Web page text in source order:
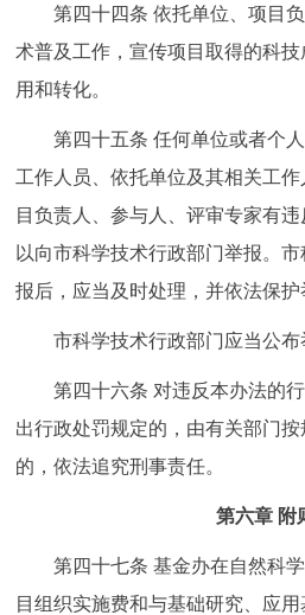
第四十四条 依托单位、项目
术普及工作，宣传项目取得的科
用和转化。
第四十五条 任何单位或者个
工作人员、依托单位及其相关工
目负责人、参与人、评审专家有
以向市科学技术行政部门举报。
报后，应当及时处理，并依法保护
市科学技术行政部门应当公布
第四十六条 对违反本办法的
出行政处罚规定的，由有关部门
的，依法追究刑事责任。
第六章 附
第四十七条 基金办在自然科
目组织实施费和与基础研究、应